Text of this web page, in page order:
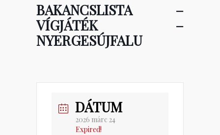
BAKANCSLISTA –
VÍGJÁTÉK –
NYERGESÚJFALU
DÁTUM
2026 márc 24
Expired!